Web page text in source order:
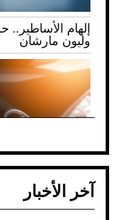
إلهام
وليون مارشان
آخر الأخبار